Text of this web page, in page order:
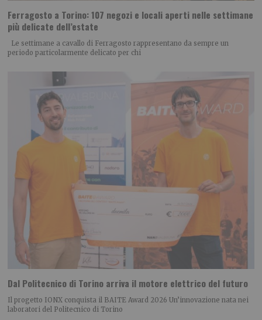
Ferragosto a Torino: 107 negozi e locali aperti nelle settimane
più delicate dell’estate
Le settimane a cavallo di Ferragosto rappresentano da sempre un
periodo particolarmente delicato per chi
Dal Politecnico di Torino arriva il motore elettrico del futuro
Il progetto IONX conquista il BAITE Award 2026 Un’innovazione nata nei
laboratori del Politecnico di Torino